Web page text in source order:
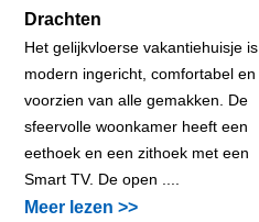
Drachten
Het gelijkvloerse vakantiehuisje is
modern ingericht, comfortabel en
voorzien van alle gemakken. De
sfeervolle woonkamer heeft een
eethoek en een zithoek met een
Smart TV. De open ....
Meer lezen >>